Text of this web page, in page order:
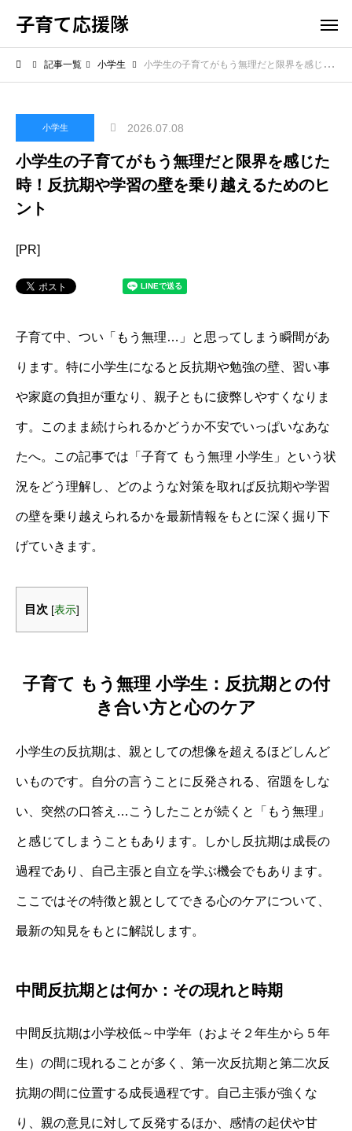
子育て応援隊
記事一覧 小学生 小学生の子育てがもう無理だと限界を感じた時！反抗期や学習の壁を乗り越えるためのヒント
小学生 2026.07.08
小学生の子育てがもう無理だと限界を感じた
時！反抗期や学習の壁を乗り越えるためのヒ
ント
[PR]
子育て中、つい「もう無理…」と思ってしまう瞬間があ
ります。特に小学生になると反抗期や勉強の壁、習い事
や家庭の負担が重なり、親子ともに疲弊しやすくなりま
す。このまま続けられるかどうか不安でいっぱいなあな
たへ。この記事では「子育て もう無理 小学生」という状
況をどう理解し、どのような対策を取れば反抗期や学習
の壁を乗り越えられるかを最新情報をもとに深く掘り下
げていきます。
目次 [表示]
子育て もう無理 小学生：反抗期との付
き合い方と心のケア
小学生の反抗期は、親としての想像を超えるほどしんど
いものです。自分の言うことに反発される、宿題をしな
い、突然の口答え…こうしたことが続くと「もう無理」
と感じてしまうこともあります。しかし反抗期は成長の
過程であり、自己主張と自立を学ぶ機会でもあります。
ここではその特徴と親としてできる心のケアについて、
最新の知見をもとに解説します。
中間反抗期とは何か：その現れと時期
中間反抗期は小学校低～中学年（およそ２年生から５年
生）の間に現れることが多く、第一次反抗期と第二次反
抗期の間に位置する成長過程です。自己主張が強くな
り、親の意見に対して反発するほか、感情の起伏や甘